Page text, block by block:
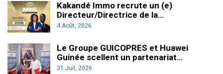
Kakandé Immo recrute un (e)
Directeur/Directrice de la…
4 Août, 2026
Le Groupe GUICOPRES et Huawei
Guinée scellent un partenariat…
31 Juil, 2026